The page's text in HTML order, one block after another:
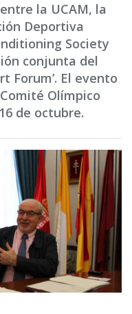
la UCAM, la
Deportiva
Society
conjunta del
Forum’. El evento
Olímpico
de octubre.